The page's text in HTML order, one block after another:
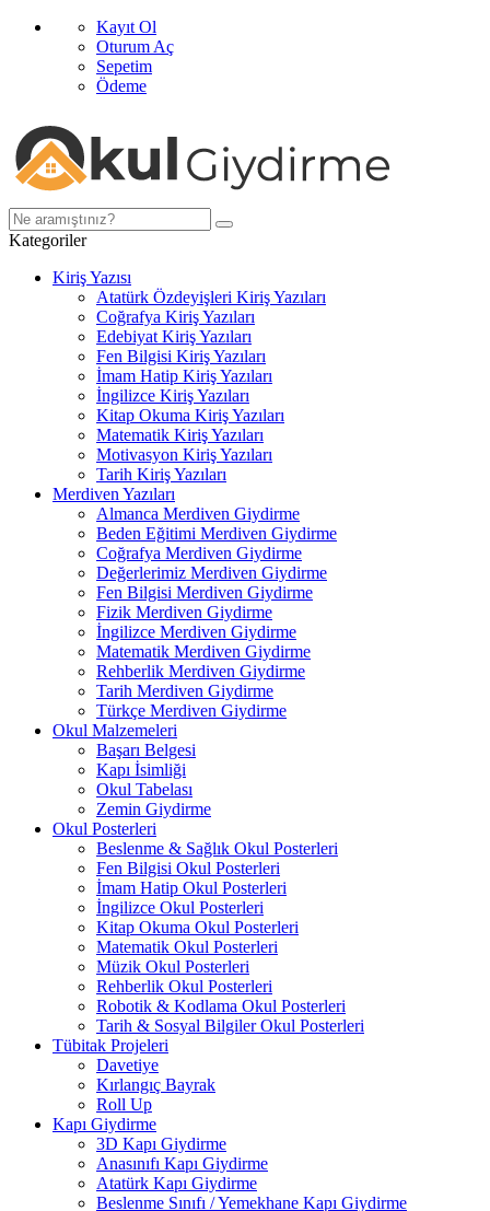
Kayıt Ol
Oturum Aç
Sepetim
Ödeme
Kategoriler
Kiriş Yazısı
Atatürk Özdeyişleri Kiriş Yazıları
Coğrafya Kiriş Yazıları
Edebiyat Kiriş Yazıları
Fen Bilgisi Kiriş Yazıları
İmam Hatip Kiriş Yazıları
İngilizce Kiriş Yazıları
Kitap Okuma Kiriş Yazıları
Matematik Kiriş Yazıları
Motivasyon Kiriş Yazıları
Tarih Kiriş Yazıları
Merdiven Yazıları
Almanca Merdiven Giydirme
Beden Eğitimi Merdiven Giydirme
Coğrafya Merdiven Giydirme
Değerlerimiz Merdiven Giydirme
Fen Bilgisi Merdiven Giydirme
Fizik Merdiven Giydirme
İngilizce Merdiven Giydirme
Matematik Merdiven Giydirme
Rehberlik Merdiven Giydirme
Tarih Merdiven Giydirme
Türkçe Merdiven Giydirme
Okul Malzemeleri
Başarı Belgesi
Kapı İsimliği
Okul Tabelası
Zemin Giydirme
Okul Posterleri
Beslenme & Sağlık Okul Posterleri
Fen Bilgisi Okul Posterleri
İmam Hatip Okul Posterleri
İngilizce Okul Posterleri
Kitap Okuma Okul Posterleri
Matematik Okul Posterleri
Müzik Okul Posterleri
Rehberlik Okul Posterleri
Robotik & Kodlama Okul Posterleri
Tarih & Sosyal Bilgiler Okul Posterleri
Tübitak Projeleri
Davetiye
Kırlangıç Bayrak
Roll Up
Kapı Giydirme
3D Kapı Giydirme
Anasınıfı Kapı Giydirme
Atatürk Kapı Giydirme
Beslenme Sınıfı / Yemekhane Kapı Giydirme